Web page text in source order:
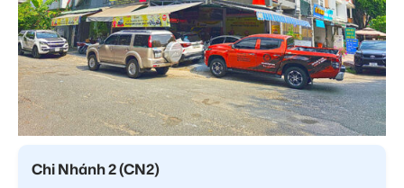
Chi Nhánh 2 (CN2)